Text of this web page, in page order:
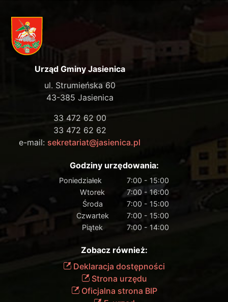
Urząd Gminy Jasienica
ul. Strumieńska 60
43-385 Jasienica
33 472 62 00
33 472 62 62
e-mail: sekretariat@jasienica.pl
Godziny urzędowania:
Poniedziałek
7:00 - 15:00
Wtorek
7:00 - 16:00
Środa
7:00 - 15:00
Czwartek
7:00 - 15:00
Piątek
7:00 - 14:00
Zobacz również:
Deklaracja dostępności
Strona urzędu
Oficjalna strona BIP